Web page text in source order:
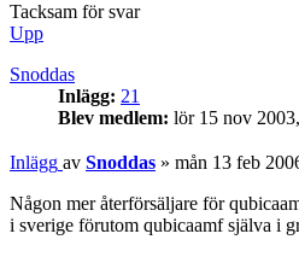
Tacksam för svar
Upp
Snoddas
Inlägg: 21
Blev medlem: lör 15 nov
Inlägg av Snoddas » mån 13 feb
Någon mer återförsäljare för
i sverige förutom qubicaamf själva i